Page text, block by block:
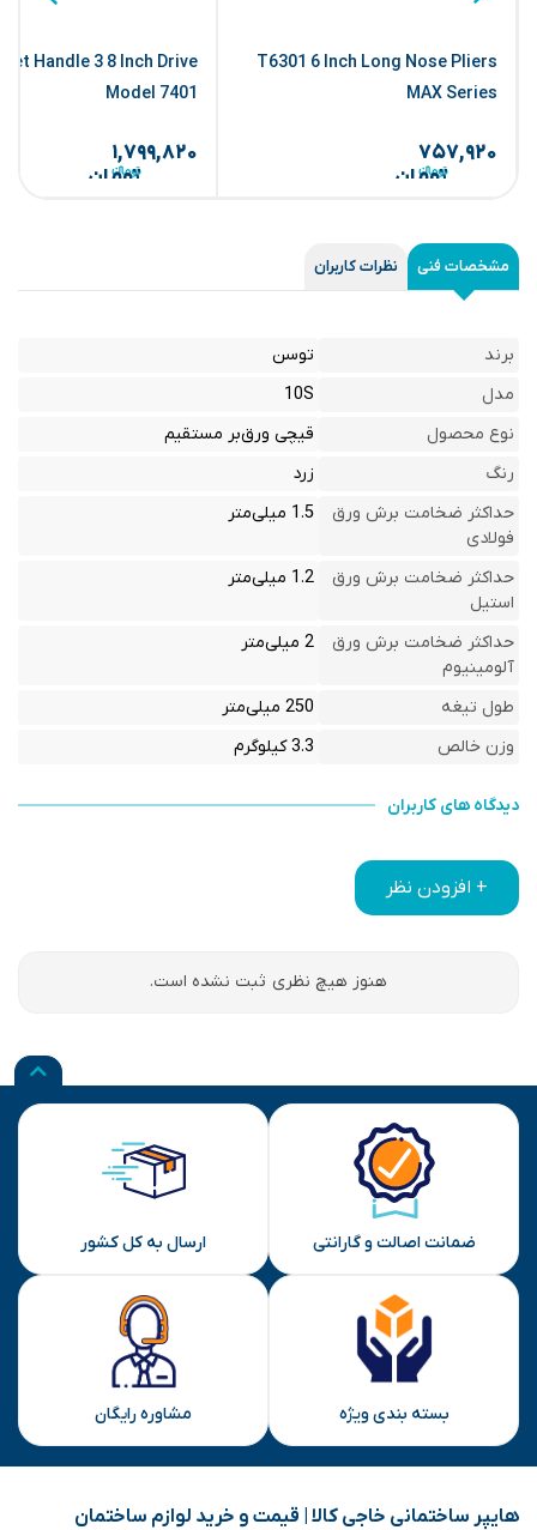
T6301 6 Inch Long Nose Pliers
MAX Series
۷۵۷,۹۲۰
تومان
Handle 3 8 Inch Drive
Model 7401
۱,۷۹۹,۸۲۰
تومان
مشخصات فنی نظرات کاربران
برند
توسن
مدل
10S
نوع محصول
قیچی ورق‌بر مستقیم
رنگ
زرد
حداکثر ضخامت برش ورق
فولادی
1.5 میلی‌متر
حداکثر ضخامت برش ورق
استیل
1.2 میلی‌متر
حداکثر ضخامت برش ورق
آلومینیوم
2 میلی‌متر
طول تیغه
250 میلی‌متر
وزن خالص
3.3 کیلوگرم
دیدگاه های کاربران
+ افزودن نظر
هنوز هیچ نظری ثبت نشده است.
ضمانت اصالت و گارانتی ارسال به کل کشور
بسته بندی ویژه مشاوره رایگان
هایپر ساختمانی خاجی‌ کالا | قیمت و خرید لوازم ساختمان